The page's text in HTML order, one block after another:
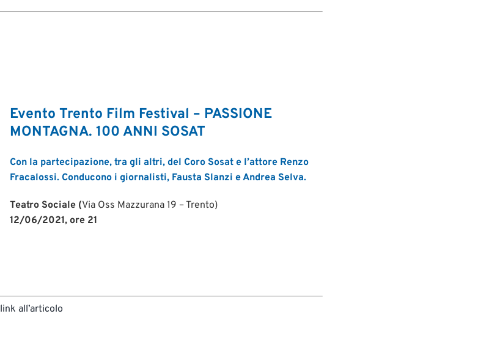
Evento Trento Film Festival – PASSIONE
MONTAGNA. 100 ANNI SOSAT
Con la partecipazione, tra gli altri, del Coro Sosat e l’attore Renzo
Fracalossi. Conducono i giornalisti, Fausta Slanzi e Andrea Selva.
Teatro Sociale (Via Oss Mazzurana 19 – Trento)
12/06/2021, ore 21
link all’articolo